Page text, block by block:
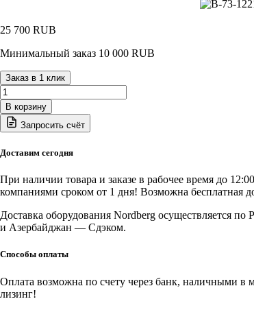
25 700 RUB
Минимальный заказ 10 000 RUB
Заказ в 1 клик
Количество
товара
B-
73-
NORDBERG
для
4525
В корзину
Запросить счёт
Доставим сегодня
При наличии товара и заказе в рабочее время до
компаниями сроком от 1 дня! Возможна бесплатная
Доставка оборудования Nordberg осуществляется
и Азербайджан — Сдэком.
Способы оплаты
Оплата возможна по счету через банк, наличными в
лизинг!